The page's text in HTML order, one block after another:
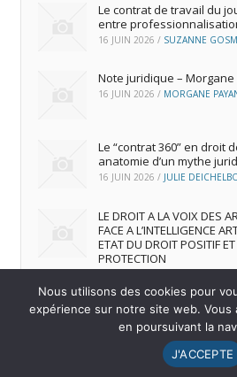
Le contrat de travail du
entre
16 JUIN 2026 / SUZANNE
Note juridique – Morgane
16 JUIN 2026 / MORGANE
Le “contrat 360” en droit
anatomie d’un mythe
16 JUIN 2026 / JULIE
LE DROIT A LA VOIX DES
FACE A L’INTELLIGENCE
ETAT DU DROIT POSITIF
PROTECTION
IREDIC-
Nous utilisons des cookies pour
expérience sur notre site web. Vous
en poursuivant la
J'ACCEPTE